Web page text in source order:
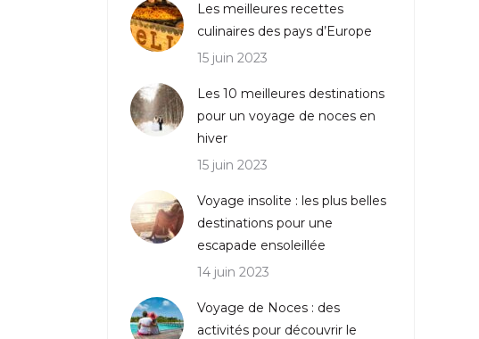
Les meilleures recettes
culinaires des pays d’Europe
15 juin 2023
Les 10 meilleures destinations
pour un voyage de noces en
hiver
15 juin 2023
Voyage insolite : les plus belles
destinations pour une
escapade ensoleillée
14 juin 2023
Voyage de Noces : des
activités pour découvrir le